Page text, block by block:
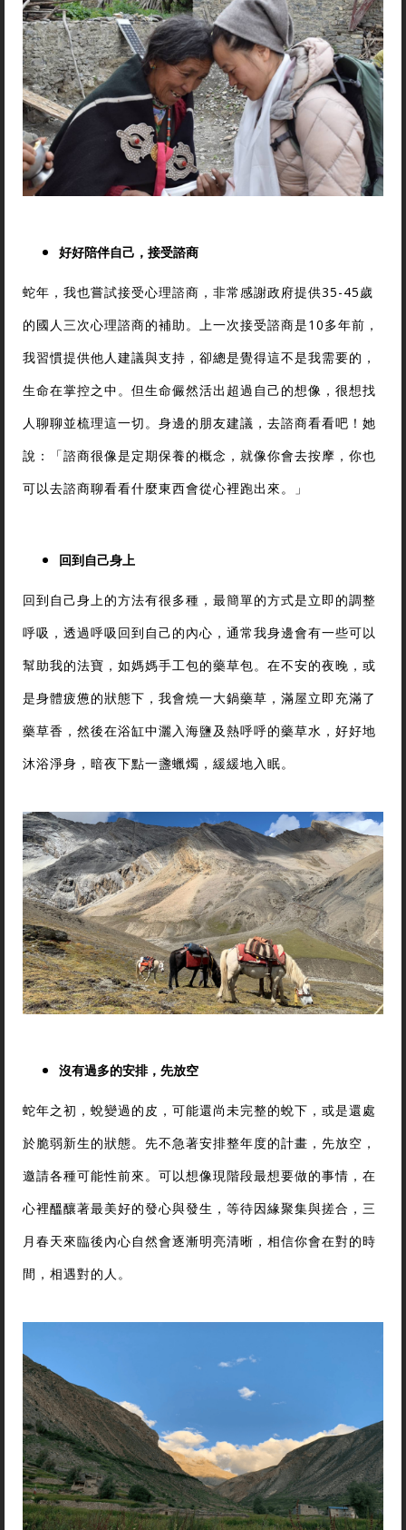
好好陪伴自己，接受諮商
蛇年，我也嘗試接受心理諮商，非常感謝政府提供35-45歲
的國人三次心理諮商的補助。上一次接受諮商是10多年前，
我習慣提供他人建議與支持，卻總是覺得這不是我需要的，
生命在掌控之中。但生命儼然活出超過自己的想像，很想找
人聊聊並梳理這一切。身邊的朋友建議，去諮商看看吧！她
說：「諮商很像是定期保養的概念，就像你會去按摩，你也
可以去諮商聊看看什麼東西會從心裡跑出來。」
回到自己身上
回到自己身上的方法有很多種，最簡單的方式是立即的調整
呼吸，透過呼吸回到自己的內心，通常我身邊會有一些可以
幫助我的法寶，如媽媽手工包的藥草包。在不安的夜晚，或
是身體疲憊的狀態下，我會燒一大鍋藥草，滿屋立即充滿了
藥草香，然後在浴缸中灑入海鹽及熱呼呼的藥草水，好好地
沐浴淨身，暗夜下點一盞蠟燭，緩緩地入眠。
沒有過多的安排，先放空
蛇年之初，蛻變過的皮，可能還尚未完整的蛻下，或是還處
於脆弱新生的狀態。先不急著安排整年度的計畫，先放空，
邀請各種可能性前來。可以想像現階段最想要做的事情，在
心裡醞釀著最美好的發心與發生，等待因緣聚集與搓合，三
月春天來臨後內心自然會逐漸明亮清晰，相信你會在對的時
間，相遇對的人。